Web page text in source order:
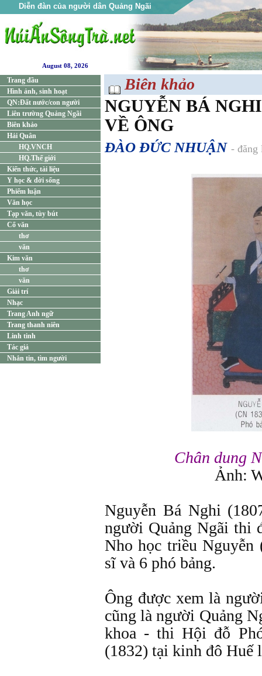
Diễn đàn của người dân Quảng Ngãi
August 08, 2026
Trang đầu
Hình ảnh, sinh hoạt
QN:Đất nước/con người
Liên trường Quảng Ngãi
Biên khảo
Hải Quân
HQ.VNCH
HQ.Thế giới
Kiến thức, tài liệu
Y học & đời sống
Phiếm luận
Văn học
Tạp văn, tùy bút
Cổ văn
thơ
văn
Kim văn
thơ
văn
Giải trí
Nhạc
Trang Anh ngữ
Trang thanh niên
Linh tinh
Tác giả
Nhắn tin, tìm người
Biên khảo
NGUYỄN BÁ
VỀ ÔNG
ĐÀO ĐỨC NHUẬN - đăng
Chân dung
Ảnh:
Nguyễn Bá Nghi
người Quảng Ngãi thi
Nho học triều Nguyễn
sĩ và 6 phó bảng.
Ông được xem là
cũng là người Quảng
khoa - thi Hội đỗ
(1832) tại kinh đô Huế